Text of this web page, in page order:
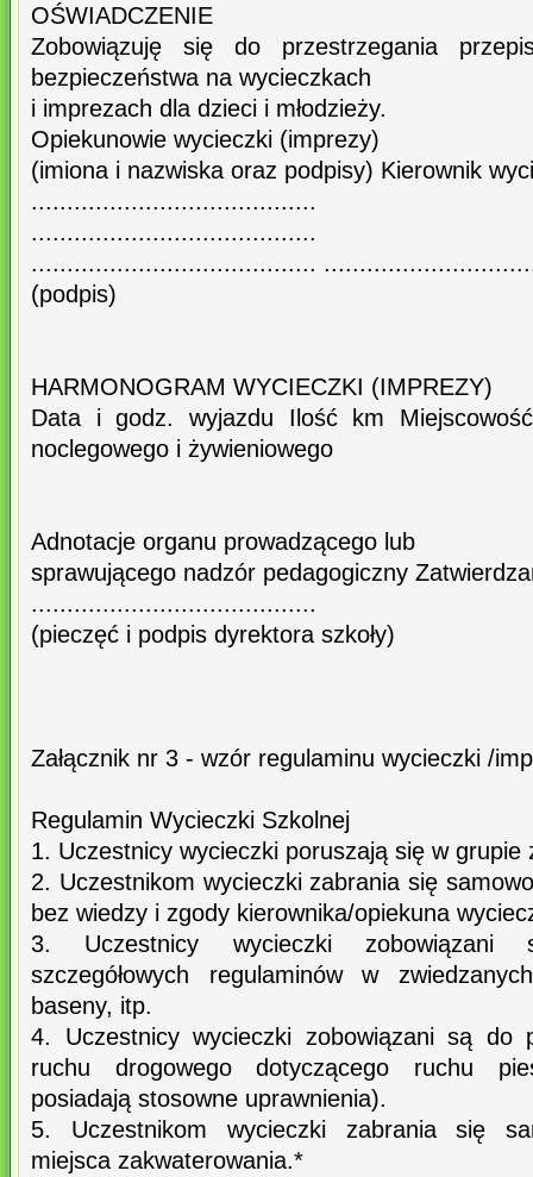
OŚWIADCZENIE
Zobowiązuję się do przestrzegania
bezpieczeństwa na wycieczkach
i imprezach dla dzieci i młodzieży.
Opiekunowie wycieczki (imprezy)
(imiona i nazwiska oraz podpisy) Kierownik
........................................
........................................
........................................
(podpis)
HARMONOGRAM WYCIECZKI (IMPREZY)
Data i godz. wyjazdu Ilość km
noclegowego i żywieniowego
Adnotacje organu prowadzącego lub
sprawującego nadzór pedagogiczny
........................................
(pieczęć i podpis dyrektora szkoły)
Załącznik nr 3 - wzór regulaminu wycieczki /
Regulamin Wycieczki Szkolnej
1. Uczestnicy wycieczki poruszają się w grupie
2. Uczestnikom wycieczki zabrania się
bez wiedzy i zgody kierownika/opiekuna
3. Uczestnicy wycieczki zobowiązani
szczegółowych regulaminów w
baseny, itp.
4. Uczestnicy wycieczki zobowiązani są do
ruchu drogowego dotyczącego ruchu
posiadają stosowne uprawnienia).
5. Uczestnikom wycieczki zabrania się
miejsca zakwaterowania.*